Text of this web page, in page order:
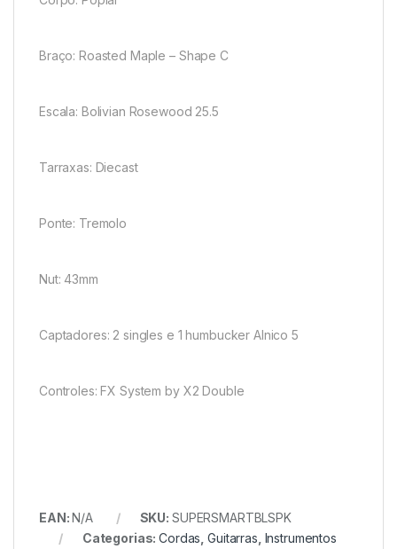
Braço: Roasted Maple – Shape C
Escala: Bolivian Rosewood 25.5
Tarraxas: Diecast
Ponte: Tremolo
Nut: 43mm
Captadores: 2 singles e 1 humbucker Alnico 5
Controles: FX System by X2 Double
EAN:N/A SKU: SUPERSMARTBLSPK
Categorias:Cordas ,Guitarras Instrumentos